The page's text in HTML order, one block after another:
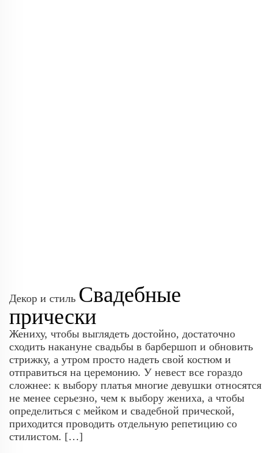
Декор и стиль Свадебные
прически
Жениху, чтобы выглядеть достойно, достаточно
сходить накануне свадьбы в барбершоп и обновить
стрижку, а утром просто надеть свой костюм и
отправиться на церемонию. У невест все гораздо
сложнее: к выбору платья многие девушки относятся
не менее серьезно, чем к выбору жениха, а чтобы
определиться с мейком и свадебной прической,
приходится проводить отдельную репетицию со
стилистом. […]